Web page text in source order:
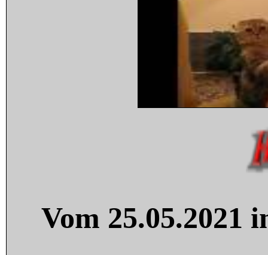
Vom 25.05.2021